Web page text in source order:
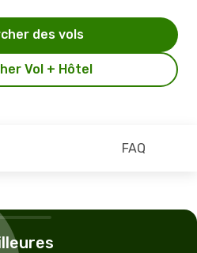
Vol + Hôtel
des vols
FAQ